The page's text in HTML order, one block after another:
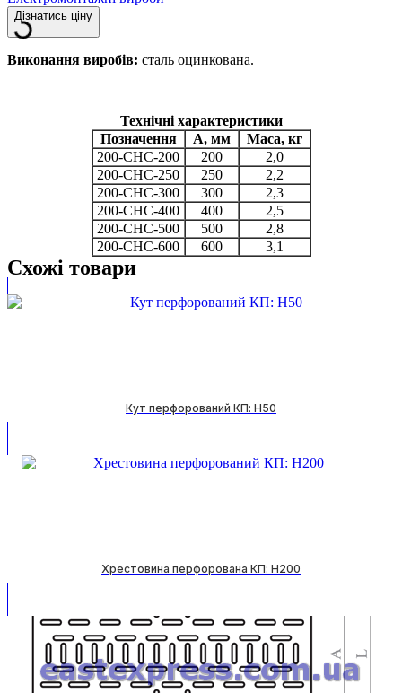
Дізнатись ціну
Виконання виробів: сталь оцинкована.
Технічні характеристики
Позначення
А, мм
Маса, кг
200-СНС-200
200
2,0
200-СНС-250
250
2,2
200-СНС-300
300
2,3
200-СНС-400
400
2,5
200-СНС-500
500
2,8
200-СНС-600
600 3,1
Схожі товари
Кут перфорований КП: H50
Хрестовина перфорована КП: H200